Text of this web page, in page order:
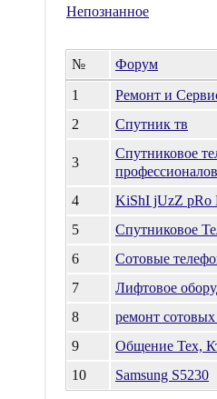
Непознанное
№
Форум
1
Ремонт и
2
Спутник тв
3
Спутниковое
4
KiShI jUzZ pRo
5
Спутниковое
6
Сотовые
7
Лифтовое
8
ремонт
9
Общение Тех,
10
Samsung S5230